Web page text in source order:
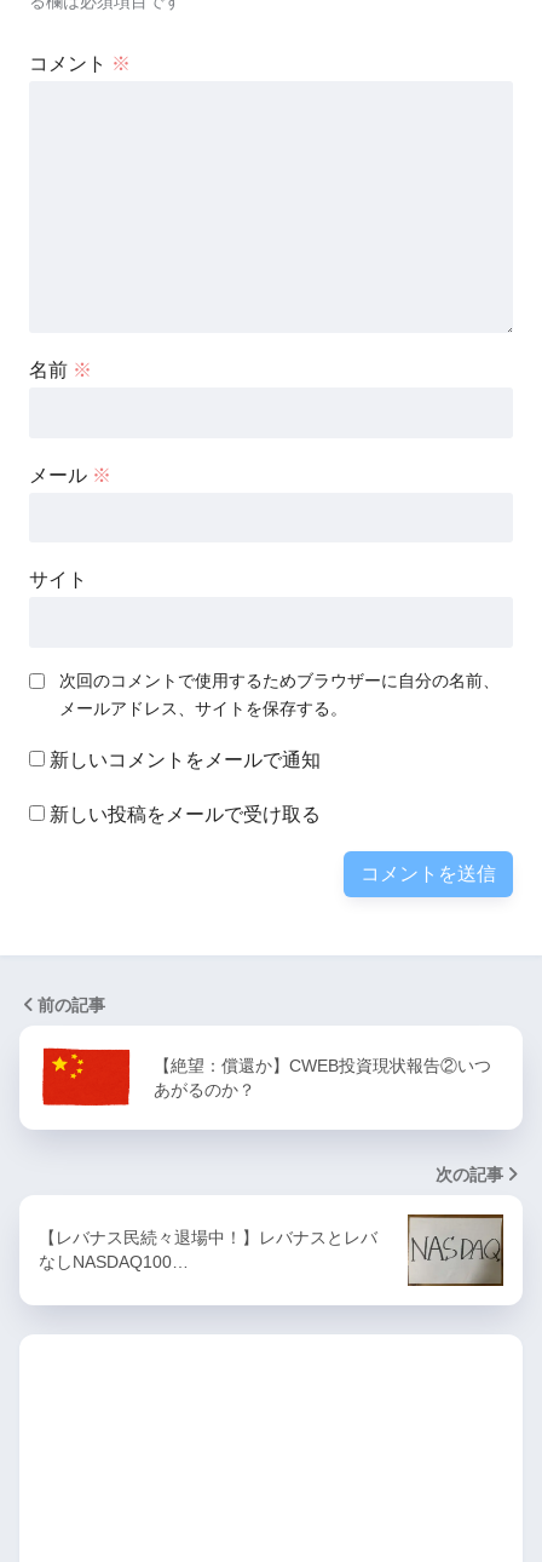
コメント ※
名前 ※
メール ※
サイト
次回のコメントで使用するためブラウザーに自分の名前、
メールアドレス、サイトを保存する。
新しいコメントをメールで通知
新しい投稿をメールで受け取る
前の記事
【絶望：償還か】CWEB投資現状報告②いつ
あがるのか？
次の記事
【レバナス民続々退場中！】レバナスとレバ
なしNASDAQ100…